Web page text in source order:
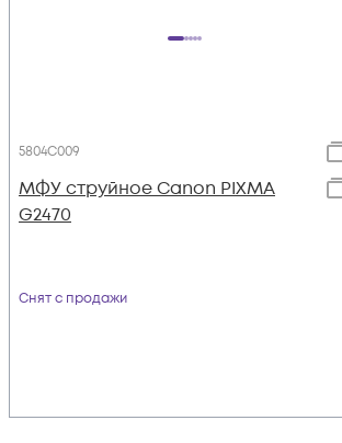
5804C009
МФУ струйное Canon PIXMA
G2470
Снят с продажи